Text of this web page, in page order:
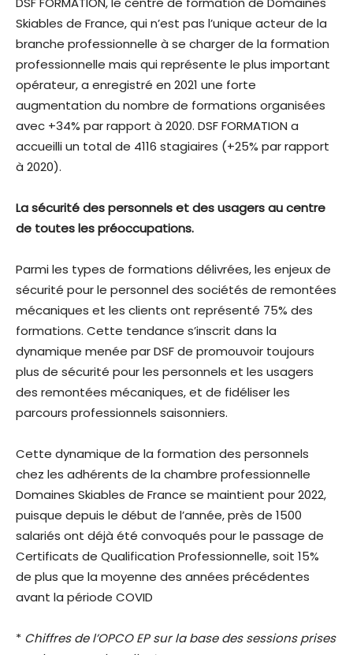
Skiables de France, qui n’est pas l’unique acteur de la
branche professionnelle à se charger de la formation
professionnelle mais qui représente le plus important
opérateur, a enregistré en 2021 une forte
augmentation du nombre de formations organisées
avec +34% par rapport à 2020. DSF FORMATION a
accueilli un total de 4116 stagiaires (+25% par rapport
à 2020).
La sécurité des personnels et des usagers au centre
de toutes les préoccupations.
Parmi les types de formations délivrées, les enjeux de
sécurité pour le personnel des sociétés de remontées
mécaniques et les clients ont représenté 75% des
formations. Cette tendance s’inscrit dans la
dynamique menée par DSF de promouvoir toujours
plus de sécurité pour les personnels et les usagers
des remontées mécaniques, et de fidéliser les
parcours professionnels saisonniers.
Cette dynamique de la formation des personnels
chez les adhérents de la chambre professionnelle
Domaines Skiables de France se maintient pour 2022,
puisque depuis le début de l’année, près de 1500
salariés ont déjà été convoqués pour le passage de
Certificats de Qualification Professionnelle, soit 15%
de plus que la moyenne des années précédentes
avant la période COVID
* Chiffres de l’OPCO EP sur la base des sessions prises